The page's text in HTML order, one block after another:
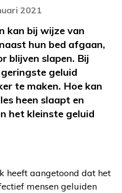
2021
kan bij wijze van
hun bed afgaan,
blijven slapen. Bij
geluid
te maken. Hoe kan
heen slaapt en
het kleinste geluid
heeft aangetoond dat het
mensen geluiden